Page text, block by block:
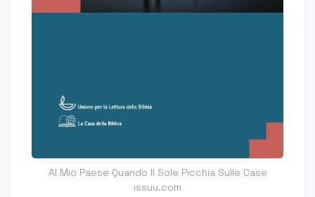
Al Mio Paese Quando Il Sole Picchia Sulle Case
issuu.com